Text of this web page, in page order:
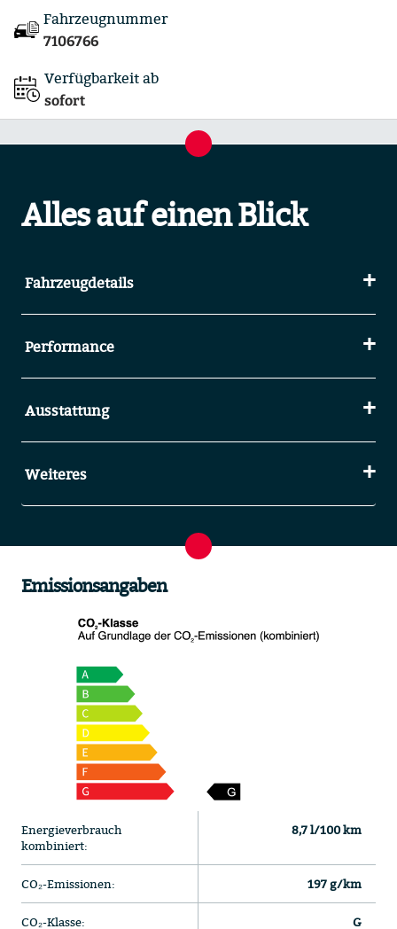
Fahrzeugnummer
7106766
Verfügbarkeit ab
sofort
Alles auf einen Blick
Fahrzeugdetails
Performance
Ausstattung
Weiteres
Emissionsangaben
Energieverbrauch
kombiniert:
8,7 l/100 km
CO₂-Emissionen: 197 g/km
CO₂-Klasse: G